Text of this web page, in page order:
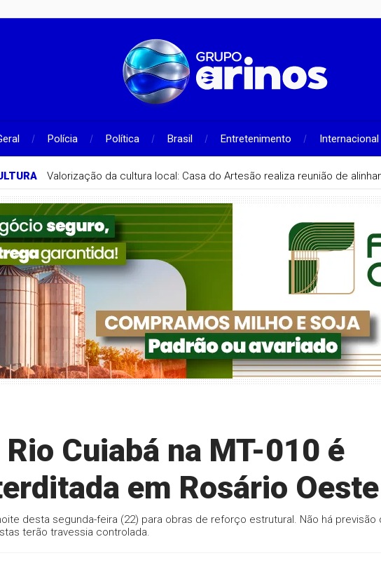
Polícia Política Brasil Entretenimento Internacional
Valorização da cultura local: Casa do Artesão realiza reunião de
Cuiabá na MT-010 é
em Rosário Oeste
desta segunda-feira (22) para obras de reforço estrutural. Não há previsão
terão travessia controlada.